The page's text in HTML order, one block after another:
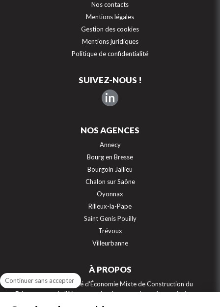
Nos contacts
Mentions légales
Gestion des cookies
Mentions juridiques
Politique de confidentialité
SUIVEZ-NOUS !
in
NOS AGENCES
Annecy
Bourg en Bresse
Bourgoin Jallieu
Chalon sur Saône
Oyonnax
Rilleux-la-Pape
Saint Genis Pouilly
Trévoux
Villeurbanne
À PROPOS
SEMCODA, Société d'Économie Mixte de Construction du
Département de l'Ain, construit, gère et aménage les territoires sur
Continuer sans accepter